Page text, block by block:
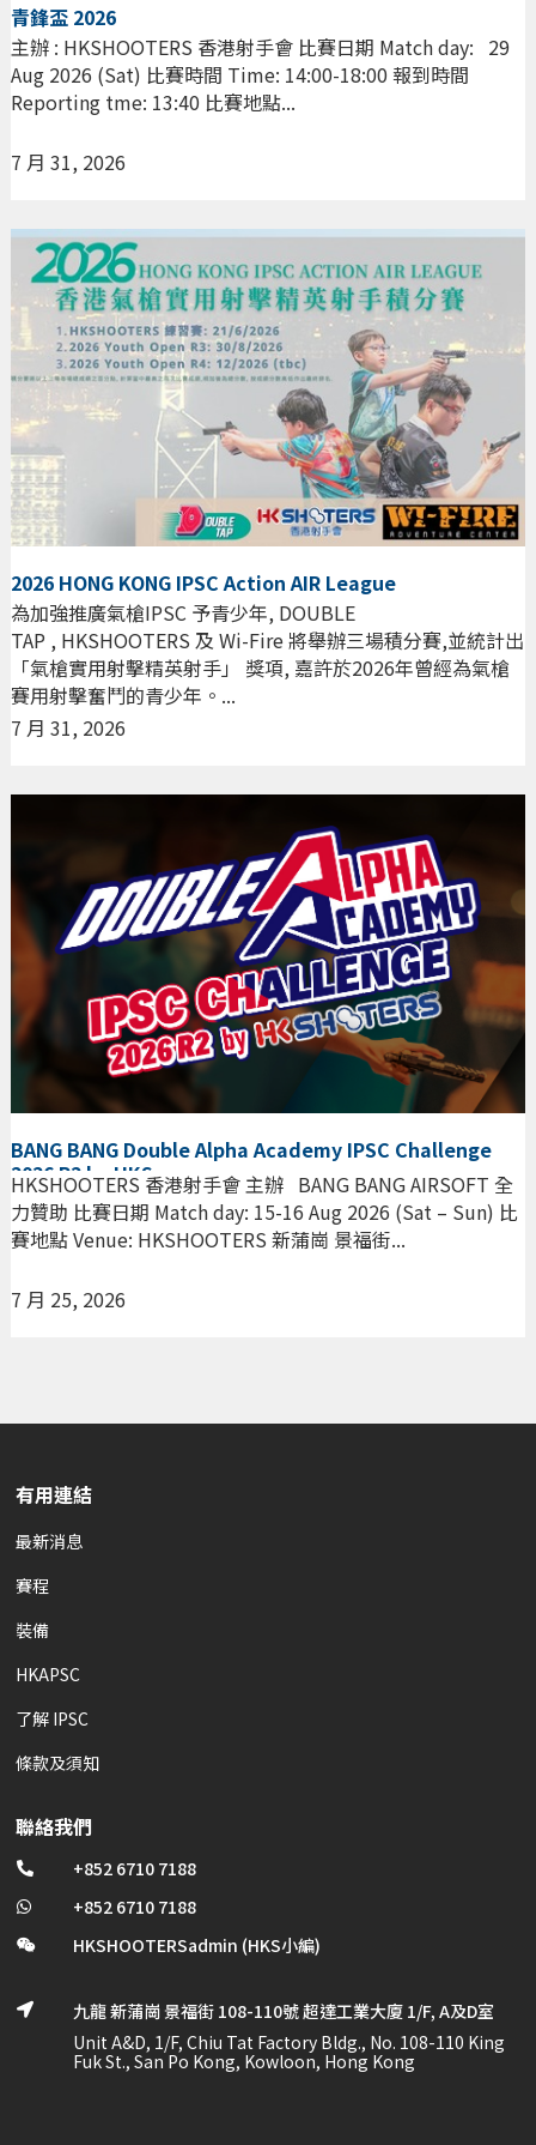
青鋒盃 2026
7 月 31, 2026
主辦 : HKSHOOTERS 香港射手會 比賽日期 Match day: 29
Aug 2026 (Sat) 比賽時間 Time: 14:00-18:00 報到時間
Reporting tme: 13:40 比賽地點...
2026 HONG KONG IPSC Action AIR League
7 月 31, 2026
為加強推廣氣槍IPSC 予青少年, DOUBLE
TAP , HKSHOOTERS 及 Wi-Fire 將舉辦三場積分賽,並統計出
「氣槍實用射擊精英射手」 獎項, 嘉許於2026年曾經為氣槍
賽用射擊奮鬥的青少年。...
BANG BANG Double Alpha Academy IPSC Challenge
2026 R2 by HKS
7 月 25, 2026
HKSHOOTERS 香港射手會 主辦 BANG BANG AIRSOFT 全
力贊助 比賽日期 Match day: 15-16 Aug 2026 (Sat – Sun) 比
賽地點 Venue: HKSHOOTERS 新蒲崗 景福街...
有用連結
最新消息
賽程
裝備
HKAPSC
了解 IPSC
條款及須知
聯絡我們
 +852 6710 7188
 +852 6710 7188
 HKSHOOTERSadmin (HKS小編)

九龍 新蒲崗 景福街 108-110號 超達工業大廈 1/F, A及D室
Unit A&D, 1/F, Chiu Tat Factory Bldg., No. 108-110 King
Fuk St., San Po Kong, Kowloon, Hong Kong